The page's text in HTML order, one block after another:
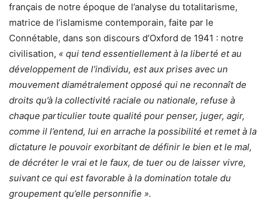
français de notre époque de l’analyse du totalitarisme,
matrice de l’islamisme contemporain, faite par le
Connétable, dans son discours d’Oxford de 1941 : notre
civilisation, « qui tend essentiellement à la liberté et au
développement de l’individu, est aux prises avec un
mouvement diamétralement opposé qui ne reconnaît de
droits qu’à la collectivité raciale ou nationale, refuse à
chaque particulier toute qualité pour penser, juger, agir,
comme il l’entend, lui en arrache la possibilité et remet à la
dictature le pouvoir exorbitant de définir le bien et le mal,
de décréter le vrai et le faux, de tuer ou de laisser vivre,
suivant ce qui est favorable à la domination totale du
groupement qu’elle personnifie ».